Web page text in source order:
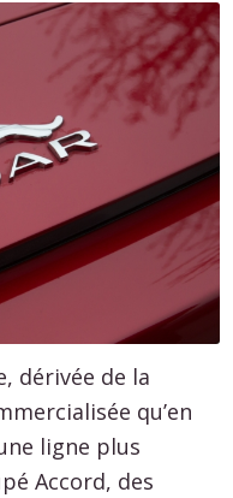
dérivée de la
qu’en
ligne plus
Accord, des